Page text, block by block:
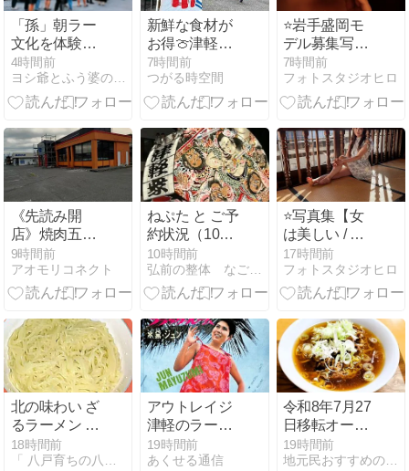
「孫」朝ラー
文化を体験さ
せようと新城
の「ひらこ
屋」/ 具ダク
ダクと具ダク
せあぶら煮干
4時間前
ヨシ爺とふう婆のブログ
新鮮な食材が
お得🍈津軽藩
ねぷた村の朝
市
7時間前
つがる時空間
⭐岩手盛岡モ
デル募集写真
集【女は美し
い】
7時間前
フォトスタジオヒロ
《先読み開
店》焼肉五苑
八戸石堂店の
跡地に「質屋
かんてい局 八
9月オープン
予定
9時間前
アオモリコネクト
ねぷた と ご予
約状況（10～
29日）
10時間前
弘前の整体 なごみ療法院
⭐写真集【女
は美しい / や
まだまや】制
作
17時間前
フォトスタジオヒロ
北の味わい ざ
るラーメン 八
戸
18時間前
アウトレイジ
津軽のラーメ
ン屋編
19時間前
あくせる通信
令和8年7月27
日移転オープ
ン、焼干し中
華に冷たい鳥
19時間前
地元民おすすめの青森県ランチグルメ・温泉・観光情報サイト